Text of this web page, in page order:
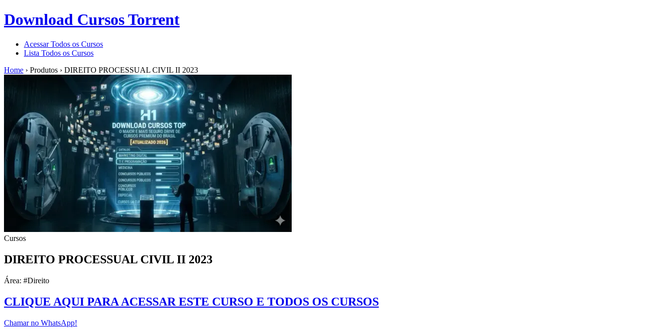
Download Cursos Torrent
Acessar Todos os Cursos
Lista Todos os Cursos
Home › Produtos › DIREITO PROCESSUAL CIVIL II 2023
Cursos
DIREITO PROCESSUAL CIVIL II 2023
Área: #Direito
CLIQUE AQUI PARA ACESSAR ESTE CURSO E TODOS OS CURSOS
Chamar no WhatsApp!